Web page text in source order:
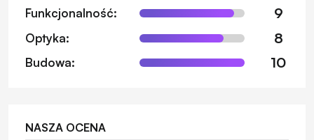
Funkcjonalność: 9
Optyka: 8
Budowa: 10
NASZA OCENA